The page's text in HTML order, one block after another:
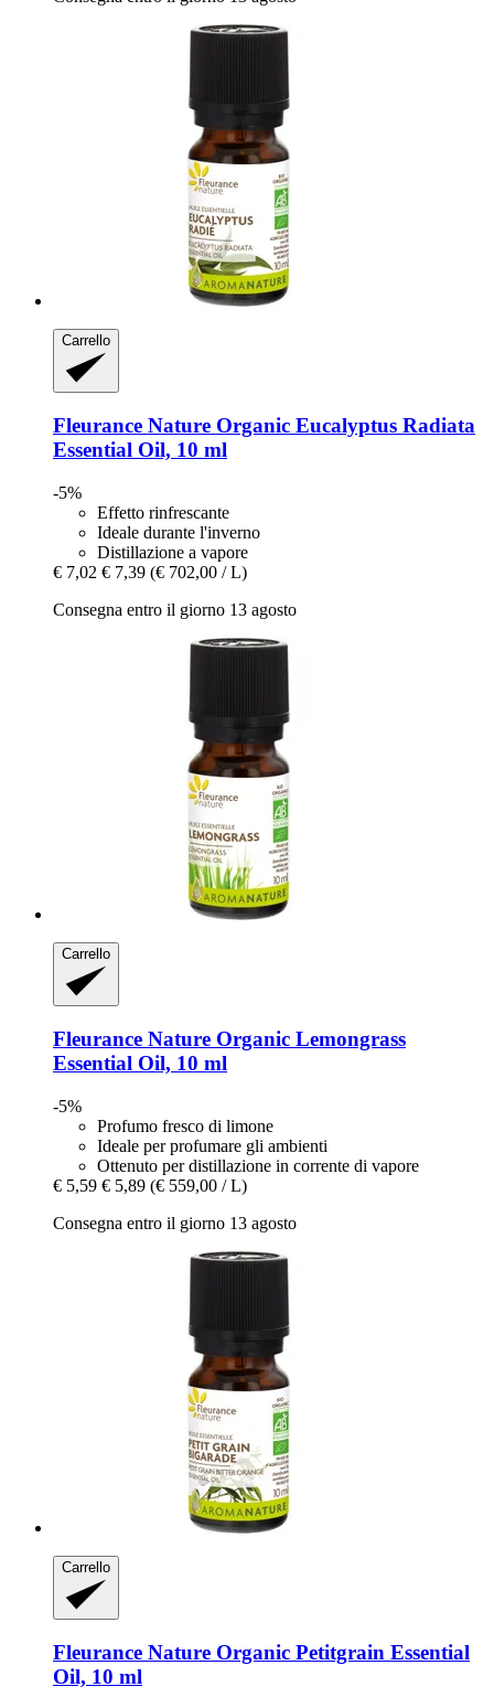
Carrello
Fleurance Nature Organic Eucalyptus Radiata
Essential Oil, 10 ml
-5%
Effetto rinfrescante
Ideale durante l'inverno
Distillazione a vapore
€ 7,02 € 7,39 (€ 702,00 / L)
Consegna entro il giorno 13 agosto
Carrello
Fleurance Nature Organic Lemongrass
Essential Oil, 10 ml
-5%
Profumo fresco di limone
Ideale per profumare gli ambienti
Ottenuto per distillazione in corrente di vapore
€ 5,59 € 5,89 (€ 559,00 / L)
Consegna entro il giorno 13 agosto
Carrello
Fleurance Nature Organic Petitgrain Essential
Oil, 10 ml